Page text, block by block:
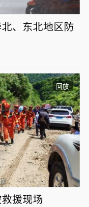
、东北地区防
回放
援现场